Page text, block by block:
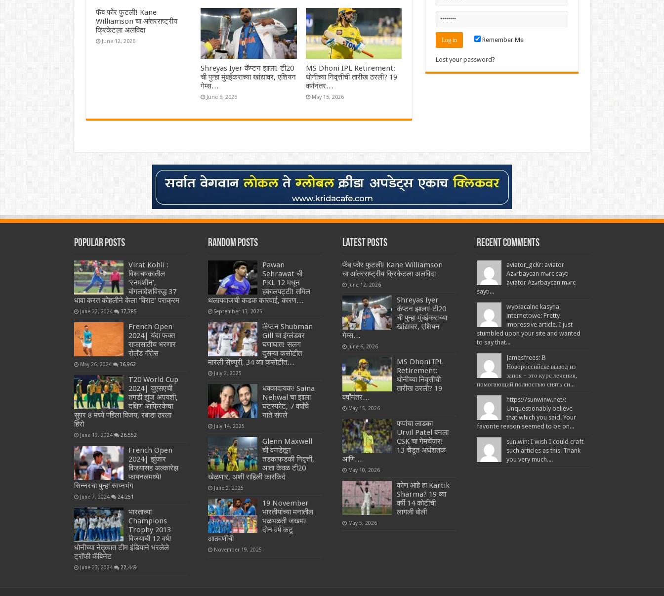
फॅब फोर फुटली! Kane
Williamson चा आंतरराष्ट्रीय
क्रिकेटला अलविदा
June 12, 2026
Shreyas Iyer कॅप्टन झाला! टी20
ची पुन्हा मुंबईकराच्या खांद्यावर, एशियन
गेम्स…
June 6, 2026
MS Dhoni IPL Retirement:
धोनीच्या निवृत्तीची तारीख ठरली? 19
वर्षांनंतर…
May 15, 2026
Remember Me
Lost your password?
Popular Posts
Virat Kohli :
विश्वचषकातील
‘रनमशीन’,
बांगलादेशविरुद्ध 37
धावा करत कोहलीने केला ‘विराट’ पराक्रम
June 22, 2024 37,785
French Open
2024| यंदा फक्त
राफासाठीच भरणार
रोलॅंड गॅरोस
May 26, 2024 36,962
T20 World Cup
2024| युएसएची
तगडी झुंज अपयशी,
दक्षिण आफ्रिकेचा
सुपर 8 मध्ये पहिला विजय, रबाडा ठरला
हिरो
June 19, 2024 26,552
French Open
2024| झुंजार
विजयासह अल्कारेझ
फायनलमध्ये!
सिन्नरचा पुन्हा स्वप्नभंग
June 7, 2024 24,251
भारताच्या
Champions
Trophy 2013
विजयाची 12 वर्ष!
धोनीच्या नेतृत्वात टीम इंडियाने भरलेले
ट्रॉफी कॅबिनेट
June 23, 2024 22,449
Random Posts
Pawan
Sehrawat ची
PKL 12 मधून
हकालपट्टी! तमिल
थलायवाजची कडक कारवाई, कारण…
September 13, 2025
कॅप्टन Shubman
Gill चा इंग्लंडवर
घणाघात! सलग
दुसऱ्या कसोटीत
मारली सेंच्युरी, 34 व्या कसोटीत…
July 2, 2025
धक्कादायक! Saina
Nehwal चा झाला
घटस्फोट, 7 वर्षांचे
नाते संपले
July 14, 2025
Glenn Maxwell
ची वनडेतून
तडकाफडकी निवृत्ती,
आता केवळ टी20
खेळणार, अशी राहिली कारकिर्द
June 2, 2025
19 November
भारतीयांच्या मनातील
भळभळती जखम!
दोन वर्ष कटू
आठवणींची
November 19, 2025
Latest Posts
फॅब फोर फुटली! Kane Williamson
चा आंतरराष्ट्रीय क्रिकेटला अलविदा
June 12, 2026
Shreyas Iyer
कॅप्टन झाला! टी20
ची पुन्हा मुंबईकराच्या
खांद्यावर, एशियन
गेम्स…
June 6, 2026
MS Dhoni IPL
Retirement:
धोनीच्या निवृत्तीची
तारीख ठरली? 19
वर्षांनंतर…
May 15, 2026
पप्पांचा लाडका
Urvil Patel बनला
CSK चा गेमचेंजर!
13 चेंडूत अर्धशतक
आणि…
May 10, 2026
कोण आहे हा Kartik
Sharma? 19 व्या
वर्षी 14 कोटींची
लागली बोली
May 5, 2026
Recent Comments
aviator_gcKr: aviator
Azərbaycan mərc saytı
aviator Azərbaycan mərc
saytı...
wypłacalne kasyna
internetowe: Pretty
impressive article. I just
stumbled upon your site and wanted
to say that...
Jamesfrees: В
Новороссийске вывод из
запоя – это курс лечения,
помогающий полностью снять си...
https://sunwinw.net/:
Unquestionably believe
that which you said. Your
favorite reason seemed to be on...
sun.win: I wish I could craft
such articles as this. Thank
you very much....